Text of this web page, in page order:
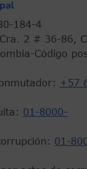
480-184-4
2 # 36-86,
Código
+57
01-8000-
01-